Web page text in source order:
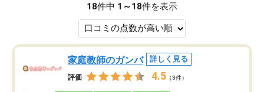
18件中 1～18件を表示
家庭教師のガンバ 詳しく見る
評価 4.5 （3件）